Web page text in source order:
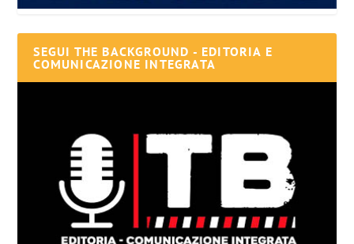
SEGUI THE BACKGROUND - EDITORIA E
COMUNICAZIONE INTEGRATA